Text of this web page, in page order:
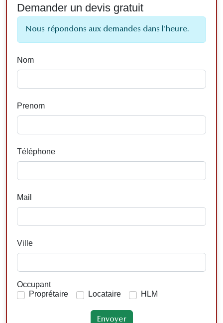
Demander un devis gratuit
Nous répondons aux demandes dans l'heure.
Nom
Prenom
Téléphone
Mail
Ville
Occupant
Proprétaire
Locataire HLM